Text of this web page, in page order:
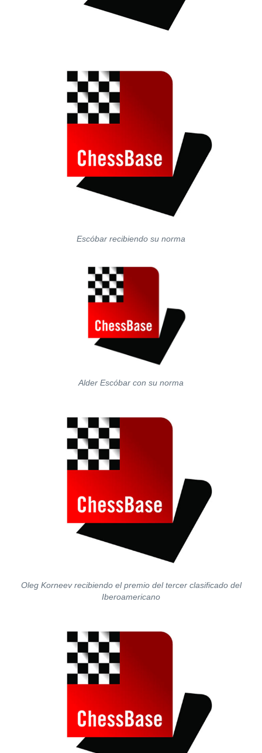
Escóbar recibiendo su norma
Alder Escóbar con su norma
Oleg Korneev recibiendo el premio del tercer clasificado del
Iberoamericano